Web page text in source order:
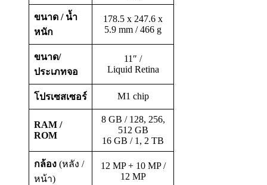
ขนาด / น้ำ
หนัก
178.5 x 247.6 x
5.9 mm / 466 g
ขนาด/
ประเภทจอ
11″ /
Liquid Retina
โปรเซสเซอร์ M1 chip
RAM /
ROM
8 GB / 128, 256,
512 GB
16 GB / 1, 2 TB
กล้อง (หลัง /
หน้า)
12 MP + 10 MP /
12 MP